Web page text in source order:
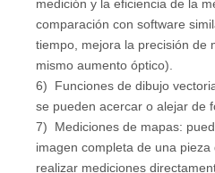
medición y la eficiencia de la
comparación con software
tiempo, mejora la precisión de
mismo aumento óptico).
6) Funciones de dibujo
se pueden acercar o alejar de
7) Mediciones de mapas:
imagen completa de una
realizar mediciones